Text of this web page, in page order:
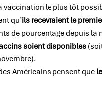
vaccination le plus tôt
qu’ils recevraient le
de pourcentage depuis la
soient disponibles
Américains pensent que